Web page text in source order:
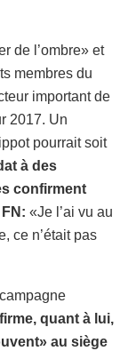
de l’ombre» et
membres du
important de
2017. Un
pourrait soit
à des
confirment
«Je l’ai vu au
ce n’était pas
quant à lui,
au siège